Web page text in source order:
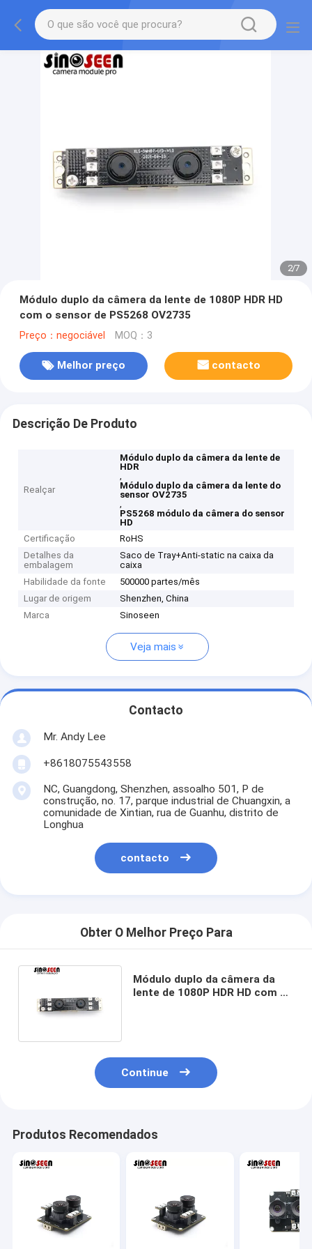
2/7
Módulo duplo da câmera da lente de 1080P HDR HD
com o sensor de PS5268 OV2735
Preço：negociável MOQ：3
Melhor preço contacto
Descrição De Produto
Realçar
Módulo duplo da câmera da lente de
HDR
,
Módulo duplo da câmera da lente do
sensor OV2735
,
PS5268 módulo da câmera do sensor
HD
Certificação
RoHS
Detalhes da
embalagem
Saco de Tray+Anti-static na caixa da
caixa
Habilidade da fonte
500000 partes/mês
Lugar de origem
Shenzhen, China
Marca
Sinoseen
Veja mais
Contacto
Mr. Andy Lee
+8618075543558
NC, Guangdong, Shenzhen, assoalho 501, P de
construção, no. 17, parque industrial de Chuangxin, a
comunidade de Xintian, rua de Guanhu, distrito de
Longhua
contacto
Obter O Melhor Preço Para
Módulo duplo da câmera da
lente de 1080P HDR HD com o
Continue
Produtos Recomendados